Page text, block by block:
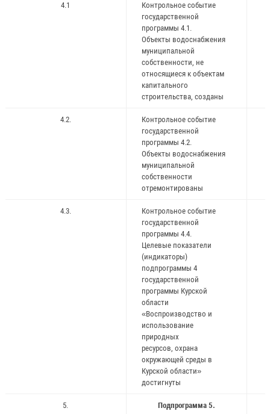
4.1
Контрольное событие
государственной
программы 4.1.
Объекты водоснабжения
муниципальной
собственности, не
относящиеся к объектам
капитального
строительства, созданы
4.2.
Контрольное событие
государственной
программы 4.2.
Объекты водоснабжения
муниципальной
собственности
отремонтированы
4.3.
Контрольное событие
государственной
программы 4.4.
Целевые показатели
(индикаторы)
подпрограммы 4
государственной
программы Курской
области
«Воспроизводство и
использование
природных
ресурсов, охрана
окружающей среды в
Курской области»
достигнуты
5. Подпрограмма 5.